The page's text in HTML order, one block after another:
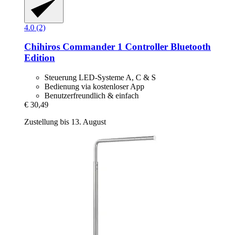
4.0 (2)
Chihiros Commander 1 Controller Bluetooth
Edition
Steuerung LED-Systeme A, C & S
Bedienung via kostenloser App
Benutzerfreundlich & einfach
€ 30,49
Zustellung bis 13. August